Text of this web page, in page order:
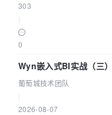
303
0
Wyn嵌入式BI实战（三
数联动全闭环
葡萄城技术团队
2026-08-07